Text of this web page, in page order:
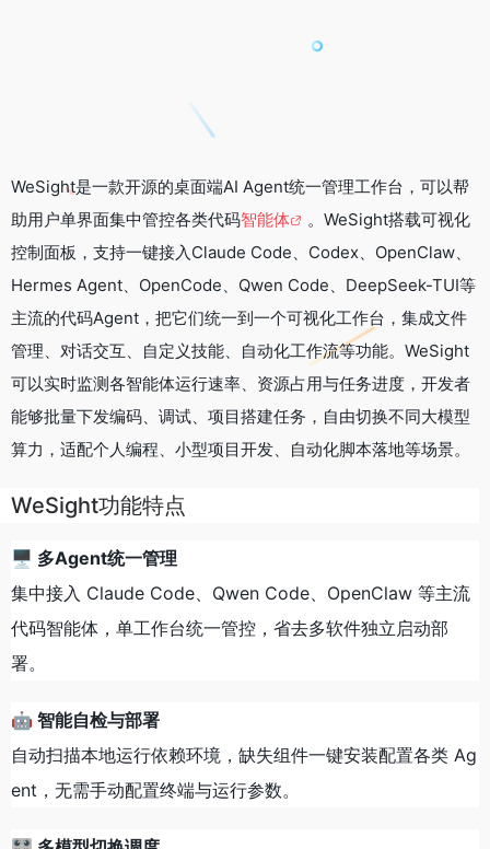
WeSight是一款开源的桌面端AI Agent统一管理工作台，可以帮
助用户单界面集中管控各类代码智能体
。WeSight搭载可视化
控制面板，支持一键接入Claude Code、Codex、OpenClaw、
Hermes Agent、OpenCode、Qwen Code、DeepSeek-TUI等
主流的代码Agent，把它们统一到一个可视化工作台，集成文件
管理、对话交互、自定义技能、自动化工作流等功能。WeSight
可以实时监测各智能体运行速率、资源占用与任务进度，开发者
能够批量下发编码、调试、项目搭建任务，自由切换不同大模型
算力，适配个人编程、小型项目开发、自动化脚本落地等场景。
WeSight功能特点
🖥 多Agent统一管理
集中接入 Claude Code、Qwen Code、OpenClaw 等主流
代码智能体，单工作台统一管控，省去多软件独立启动部
署。
🤖 智能自检与部署
自动扫描本地运行依赖环境，缺失组件一键安装配置各类 Ag
ent，无需手动配置终端与运行参数。